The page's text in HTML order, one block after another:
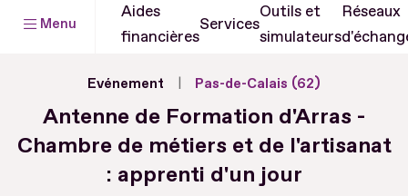
Menu
Aides
financières
Services
Outils et
simulateurs
Réseaux
Evénement Pas-de-Calais (62)
Antenne de Formation d'Arras -
Chambre de métiers et de l'artisanat
: apprenti d'un jour